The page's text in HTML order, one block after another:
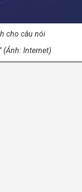
cho câu nói
(Ảnh: Internet)